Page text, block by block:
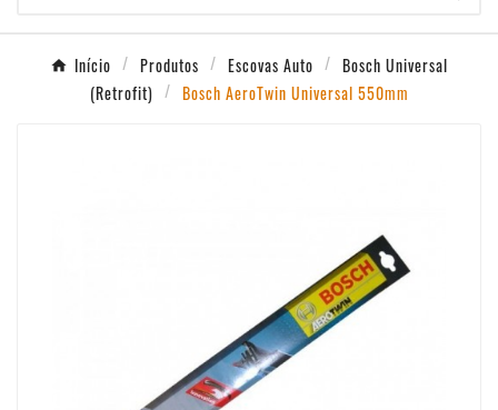
Início Produtos Escovas Auto
Bosch Universal
(Retrofit)
Bosch AeroTwin Universal 550mm